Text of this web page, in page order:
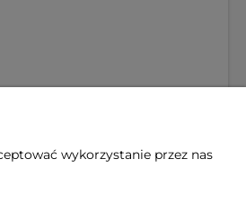
138
wykorzystanie przez nas